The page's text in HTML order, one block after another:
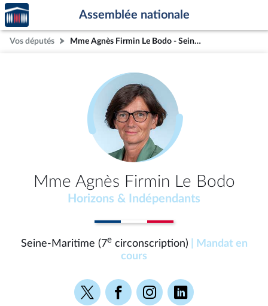
Aller au contenu
Aller en bas de la page
Accèder
à la
page
d'accueil
Assemblée nationale
Vos députés Mme Agnès Firmin Le Bodo - Seine-Maritime (7e circonscription)
Mme Agnès Firmin Le Bodo
Horizons & Indépendants
Seine-Maritime (7ecirconscription)
| Mandat en
cours
Voir
la
Voir
la
Voir
la
Voir
la